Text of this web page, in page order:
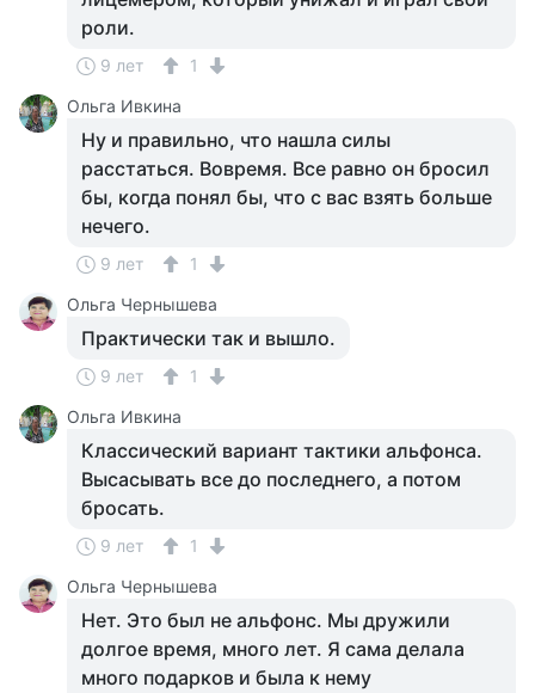
роли.
9 лет
1
Ольга Ивкина
Ну и правильно, что нашла силы
расстаться. Вовремя. Все равно он бросил
бы, когда понял бы, что с вас взять больше
нечего.
9 лет
1
Ольга Чернышева
Практически так и вышло.
9 лет
1
Ольга Ивкина
Классический вариант тактики альфонса.
Высасывать все до последнего, а потом
бросать.
9 лет
1
Ольга Чернышева
Нет. Это был не альфонс. Мы дружили
долгое время, много лет. Я сама делала
много подарков и была к нему